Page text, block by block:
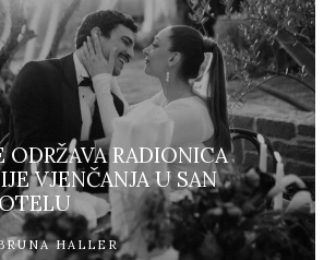
ODRŽAVA RADIONICA
VJENČANJA U SAN
HALLER